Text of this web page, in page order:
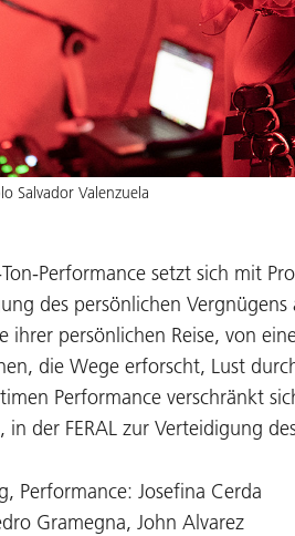
Salvador Valenzuela
Performance setzt sich mit
des persönlichen
ihrer persönlichen Reise, von
die Wege erforscht, Lust
Performance verschränkt
in der FERAL zur Verteidigung
Performance: Josefina Cerda
Gramegna, John Alvarez